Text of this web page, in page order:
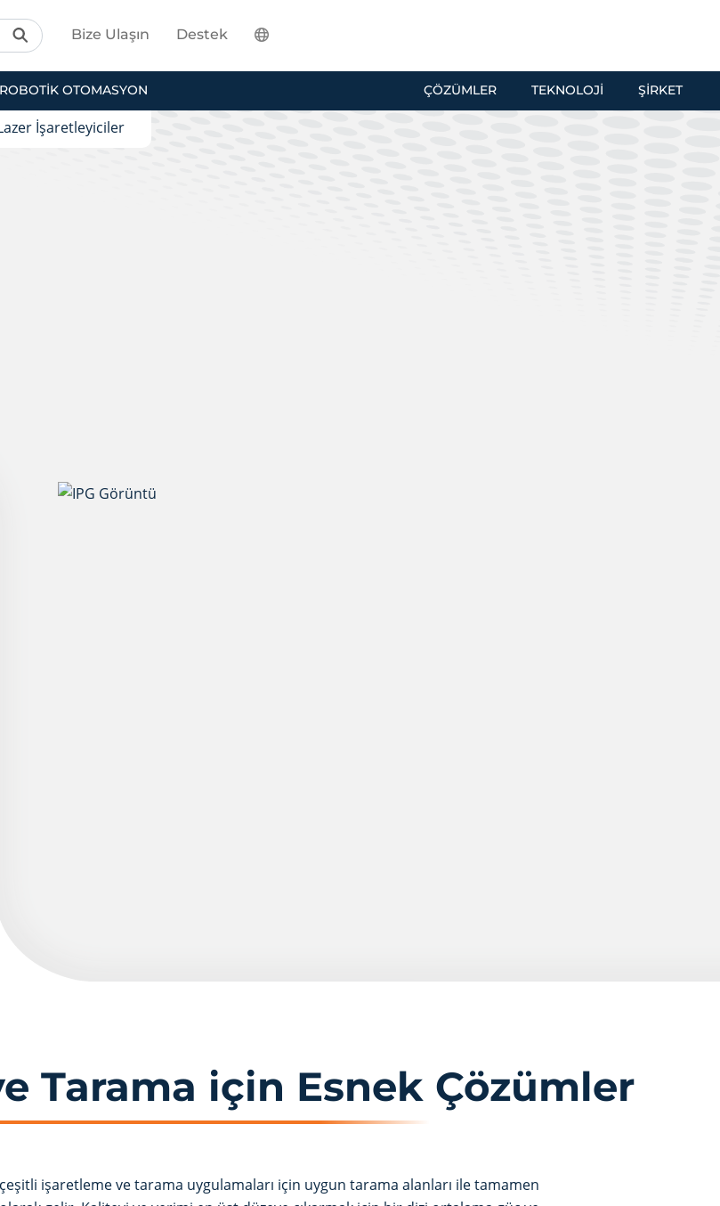
ROBOTIK OTOMASYON ÇÖZÜMLER TEKNOLOJI ŞIRKET
Bize Ulaşın Destek
İşaretleyiciler
Tarama için Esnek Çözümler
işaretleme ve tarama uygulamaları için uygun tarama alanları ile tamamen